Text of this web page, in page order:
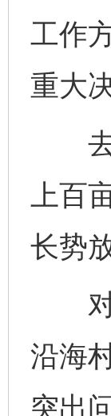
工作
重大
去
上百
长势
对
沿海
突出